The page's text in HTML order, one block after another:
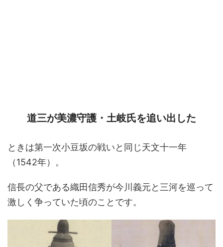
道三が美濃守護・土岐氏を追い出した
ときは第一次小豆坂の戦いと同じ天文十一年
（1542年）。
信長の父である織田信秀が今川義元と三河を巡って
激しく争っていた頃のことです。